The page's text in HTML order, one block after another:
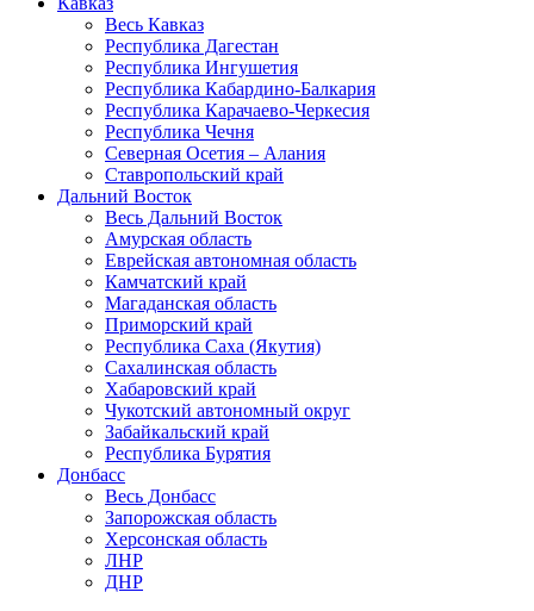
Весь Кавказ
Республика Дагестан
Республика Ингушетия
Республика Кабардино-Балкария
Республика Карачаево-Черкесия
Республика Чечня
Северная Осетия – Алания
Ставропольский край
Дальний Восток
Весь Дальний Восток
Амурская область
Еврейская автономная область
Камчатский край
Магаданская область
Приморский край
Республика Саха (Якутия)
Сахалинская область
Хабаровский край
Чукотский автономный округ
Забайкальский край
Республика Бурятия
Донбасс
Весь Донбасс
Запорожская область
Херсонская область
ЛНР
ДНР